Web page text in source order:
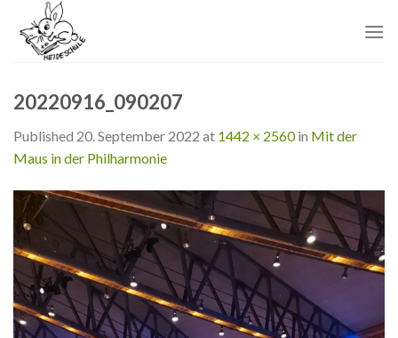
content
20220916_090207
Published 20. September 2022 at 1442 × 2560in Mit der
Maus in der Philharmonie